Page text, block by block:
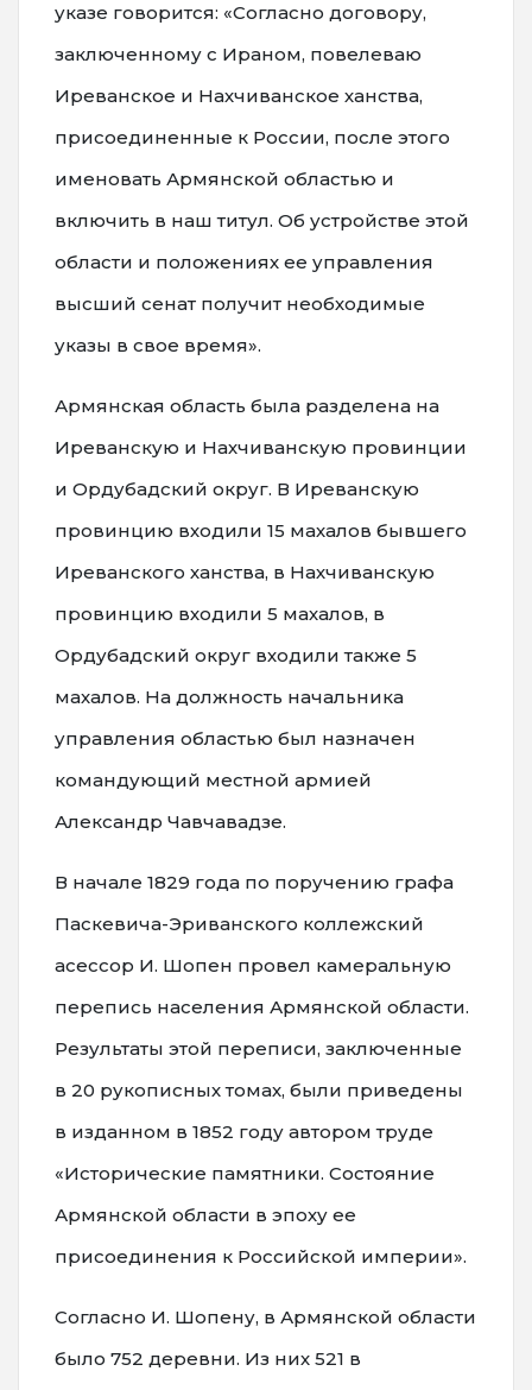
указе говорится: «Согласно договору,
заключенному с Ираном, повелеваю
Иреванское и Нахчиванское ханства,
присоединенные к России, после этого
именовать Армянской областью и
включить в наш титул. Об устройстве этой
области и положениях ее управления
высший сенат получит необходимые
указы в свое время».
Армянская область была разделена на
Иреванскую и Нахчиванскую провинции
и Ордубадский округ. В Иреванскую
провинцию входили 15 махалов бывшего
Иреванского ханства, в Нахчиванскую
провинцию входили 5 махалов, в
Ордубадский округ входили также 5
махалов. На должность начальника
управления областью был назначен
командующий местной армией
Александр Чавчавадзе.
В начале 1829 года по поручению графа
Паскевича-Эриванского коллежский
асессор И. Шопен провел камеральную
перепись населения Армянской области.
Результаты этой переписи, заключенные
в 20 рукописных томах, были приведены
в изданном в 1852 году автором труде
«Исторические памятники. Состояние
Армянской области в эпоху ее
присоединения к Российской империи».
Согласно И. Шопену, в Армянской области
было 752 деревни. Из них 521 в